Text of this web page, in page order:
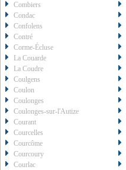
Combiers
Condac
Confolens
Contré
Corme-Écluse
La Couarde
La Coudre
Coulgens
Coulon
Coulonges
Coulonges-sur-l'Autize
Courant
Courcelles
Courcôme
Courcoury
Courlac